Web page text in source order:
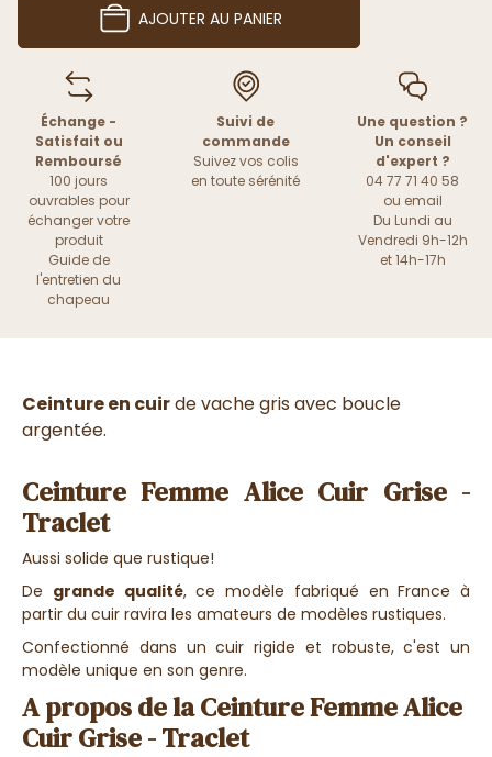
AJOUTER AU PANIER
Échange -
Satisfait ou
Remboursé
100 jours
ouvrables pour
échanger votre
produit
Guide de
l'entretien du
chapeau
Suivi de
commande
Suivez vos colis
en toute sérénité
Une question ?
Un conseil
d'expert ?
04 77 71 40 58
ou email
Du Lundi au
Vendredi 9h-12h
et 14h-17h
Ceinture en cuirde vache gris avec boucle
argentée.
Ceinture Femme Alice Cuir Grise -
Traclet
Aussi solide que rustique!
De grande qualité, ce modèle fabriqué en France à
partir du cuir ravira les amateurs de modèles rustiques.
Confectionné dans un cuir rigide et robuste, c'est un
modèle unique en son genre.
A propos de la Ceinture Femme Alice
Cuir Grise - Traclet